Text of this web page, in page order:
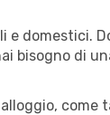
domestici.
bisogno di